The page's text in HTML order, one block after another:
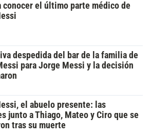
conocer el último parte médico de
despedida del bar de la familia de
para Jorge Messi y la decisión
el abuelo presente: las
junto a Thiago, Mateo y Ciro que se
tras su muerte